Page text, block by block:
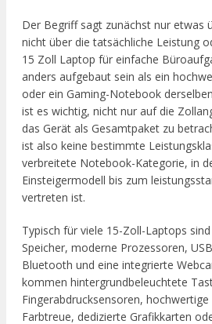
Der Begriff sagt zunächst nur etwas
nicht über die tatsächliche Leistung
15 Zoll Laptop für einfache
anders aufgebaut sein als ein
oder ein Gaming-Notebook
ist es wichtig, nicht nur auf die
das Gerät als Gesamtpaket zu
ist also keine bestimmte
verbreitete Notebook-Kategorie, in
Einsteigermodell bis zum
vertreten ist.
Typisch für viele 15-Zoll-Laptops
Speicher, moderne Prozessoren,
Bluetooth und eine integrierte
kommen hintergrundbeleuchtete
Fingerabdrucksensoren,
Farbtreue, dedizierte Grafikkarten